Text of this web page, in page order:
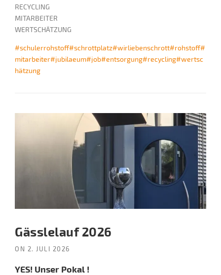
RECYCLING
MITARBEITER
WERTSCHÄTZUNG
#schulerrohstoff#schrottplatz#wirliebenschrott#rohstoff#
mitarbeiter#jubilaeum#job#entsorgung#recycling#wertsc
hätzung
Gässlelauf 2026
ON 2. JULI 2026
YES! Unser Pokal !